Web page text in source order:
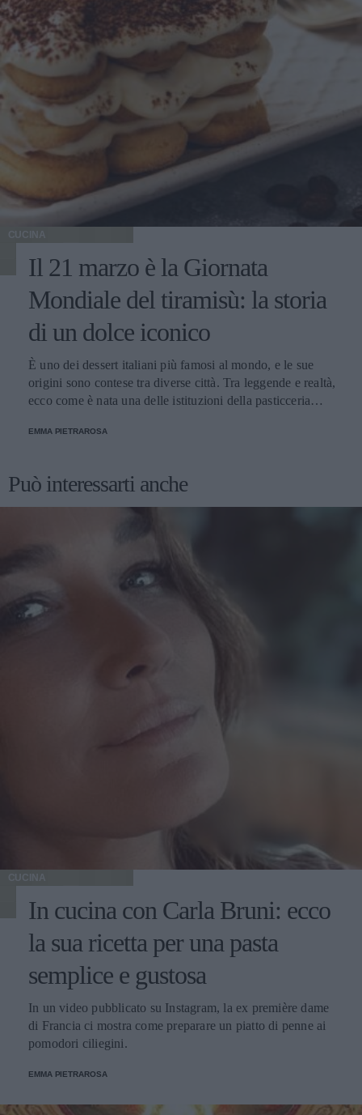
CUCINA
Il 21 marzo è la Giornata
Mondiale del tiramisù: la storia
di un dolce iconico
È uno dei dessert italiani più famosi al mondo, e le sue
origini sono contese tra diverse città. Tra leggende e realtà,
ecco come è nata una delle istituzioni della pasticceria
EMMA PIETRAROSA
Può interessarti anche
CUCINA
In cucina con Carla Bruni: ecco
la sua ricetta per una pasta
semplice e gustosa
In un video pubblicato su Instagram, la ex première dame
di Francia ci mostra come preparare un piatto di penne ai
pomodori ciliegini.
EMMA PIETRAROSA